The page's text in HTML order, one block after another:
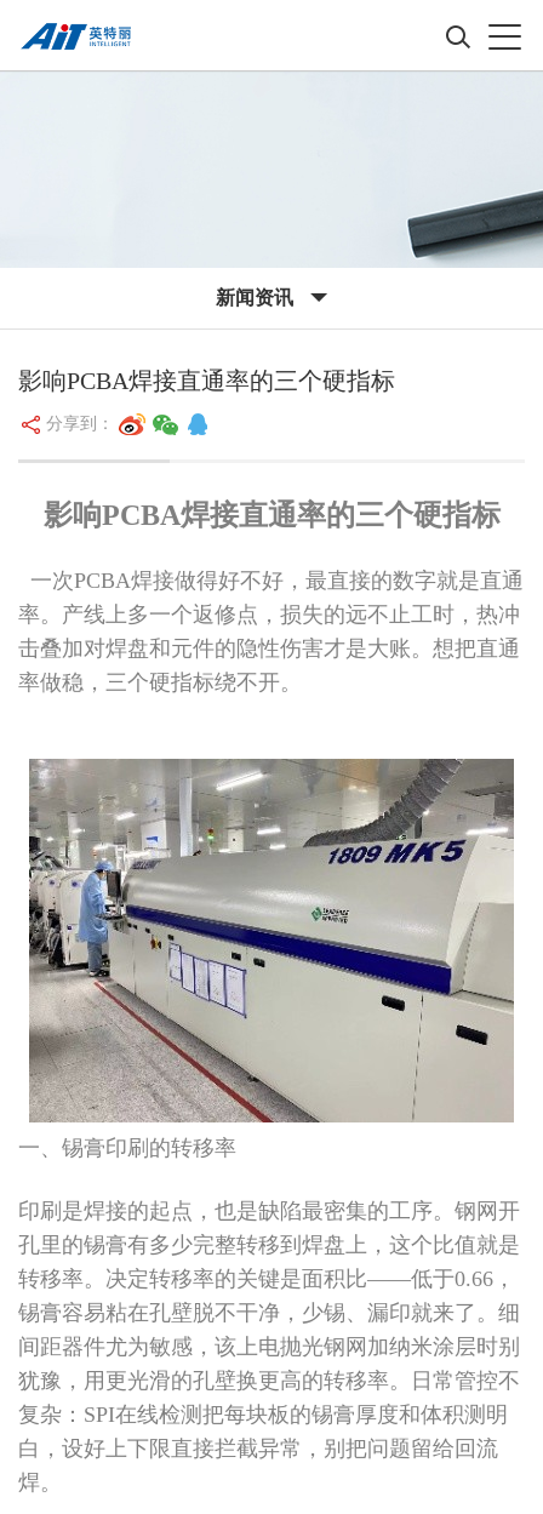
新闻资讯
影响PCBA焊接直通率的三个硬指标
分享到：
影响PCBA焊接直通率的三个硬指标
一次PCBA焊接做得好不好，最直接的数字就是直通
率。产线上多一个返修点，损失的远不止工时，热冲
击叠加对焊盘和元件的隐性伤害才是大账。想把直通
率做稳，三个硬指标绕不开。
一、锡膏印刷的转移率
印刷是焊接的起点，也是缺陷最密集的工序。钢网开
孔里的锡膏有多少完整转移到焊盘上，这个比值就是
转移率。决定转移率的关键是面积比——低于0.66，
锡膏容易粘在孔壁脱不干净，少锡、漏印就来了。细
间距器件尤为敏感，该上电抛光钢网加纳米涂层时别
犹豫，用更光滑的孔壁换更高的转移率。日常管控不
复杂：SPI在线检测把每块板的锡膏厚度和体积测明
白，设好上下限直接拦截异常，别把问题留给回流
焊。